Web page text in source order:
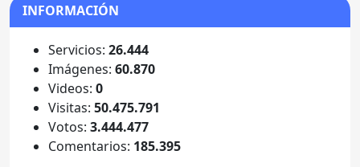
INFORMACIÓN
Servicios: 26.444
Imágenes: 60.870
Videos: 0
Visitas: 50.475.791
Votos: 3.444.477
Comentarios: 185.395